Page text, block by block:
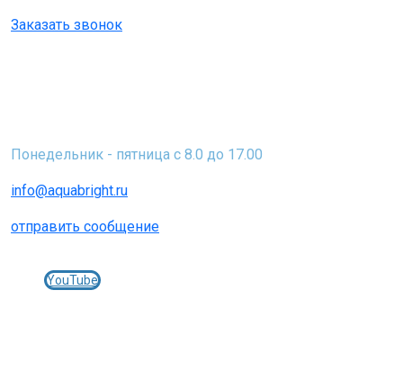
Заказать звонок
Понедельник - пятница с 8.0 до 17.00
info@aquabright.ru
отправить сообщение
YouTube